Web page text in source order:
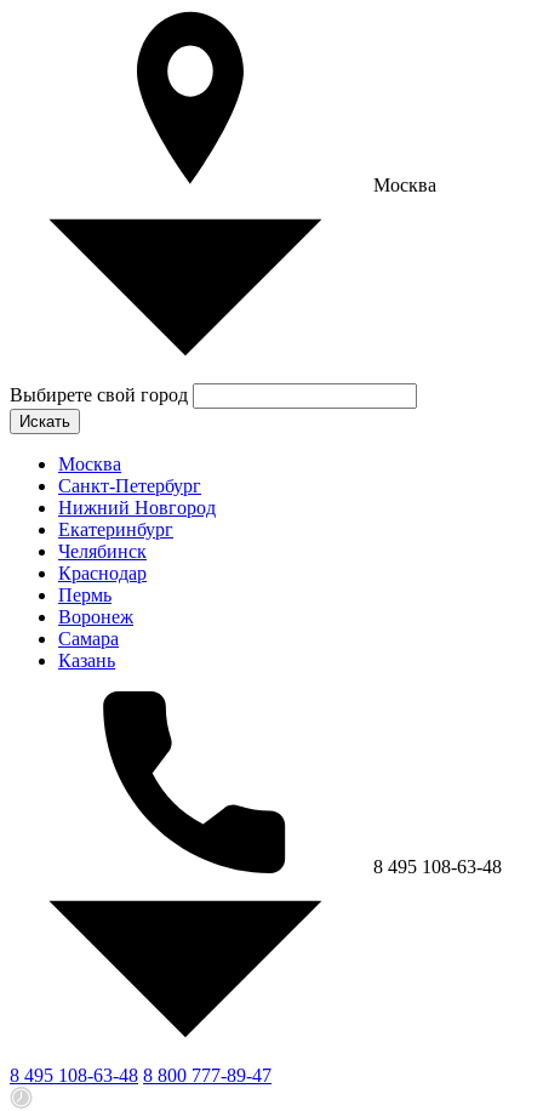
Москва
Выбирете свой город
Искать
Москва
Санкт-Петербург
Нижний Новгород
Екатеринбург
Челябинск
Краснодар
Пермь
Воронеж
Самара
Казань
8 495 108-63-48
8 495 108-63-48 8 800 777-89-47